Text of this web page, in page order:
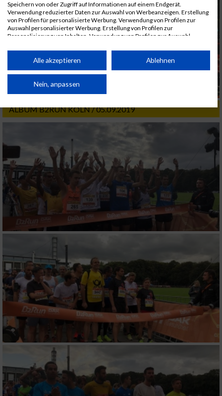
ALBUM B2RUN KÖLN / 05.09.2019
Speichern von oder Zugriff auf Informationen auf einem Endgerät.
Verwendung reduzierter Daten zur Auswahl von Werbeanzeigen. Erstellung
von Profilen für personalisierte Werbung. Verwendung von Profilen zur
Auswahl personalisierter Werbung. Erstellung von Profilen zur
Personalisierung von Inhalten. Verwendung von Profilen zur Auswahl
Performance von Inhalten. Analyse von Zielgruppen durch Statistiken oder
Kombinationen von Daten aus verschiedenen Quellen. Entwicklung und
von Inhalten.
Daten können außerhalb der Europäischen Union weitergegeben und in die
Website/App.
Wir nutzen Ihre Daten für folgende Zwecke:
IAB-Verarbeitungszwecke:
Speichern von oder Zugriff auf Informationen
auf einem Endgerät
Verwendung reduzierter Daten zur Auswahl
von Werbeanzeigen
Erstellung von Profilen für personalisierte
Verwendung von Profilen zur Auswahl
personalisierter Werbung
Erstellung von Profilen zur Personalisierung
von Inhalten
personalisierter Inhalte
Messung der Werbeleistung
Messung der Performance von Inhalten
Alle akzeptieren Ablehnen
Nein, anpassen